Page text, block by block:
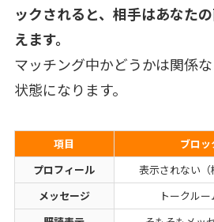
ックされると、相手はあなた
えます。
マッチング中かどうかは関係
状態になります。
項目
ブロ
プロフィール
表示されない（
メッセージ
トークル